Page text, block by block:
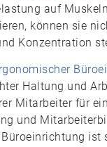
auf
können sie
Konzentration
Haltung und
Mitarbeiter für
und